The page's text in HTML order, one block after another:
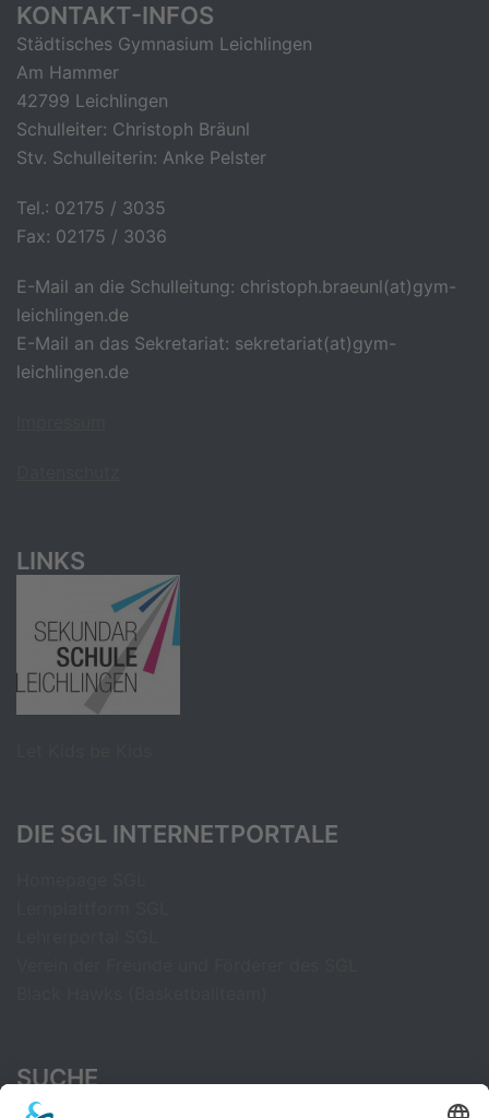
KONTAKT-INFOS
Städtisches Gymnasium Leichlingen
Am Hammer
42799 Leichlingen
Schulleiter: Christoph Bräunl
Stv. Schulleiterin: Anke Pelster
Tel.: 02175 / 3035
Fax: 02175 / 3036
E-Mail an die Schulleitung: christoph.braeunl(at)gym-
leichlingen.de
E-Mail an das Sekretariat: sekretariat(at)gym-
leichlingen.de
LINKS
DIE SGL INTERNETPORTALE
SUCHE
Suchen